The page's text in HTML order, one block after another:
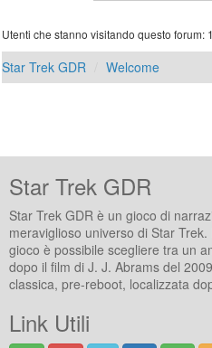
Utenti che stanno visitando questo forum:
Star Trek GDR Welcome
Star Trek GDR
Star Trek GDR è un gioco di
meraviglioso universo di Star
gioco è possibile scegliere tra un
dopo il film di J. J. Abrams del
classica, pre-reboot, localizzata
Link Utili